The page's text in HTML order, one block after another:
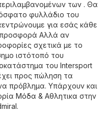
των . Θα
φυλλάδιο του
για εσάς κάθε
Αλλά αν
σχετικά με το
ιστότοπό του
του Intersport
προς πώληση τα
πρόβλημα. Υπάρχουν και
Μόδα & Aθλητικα στην
.